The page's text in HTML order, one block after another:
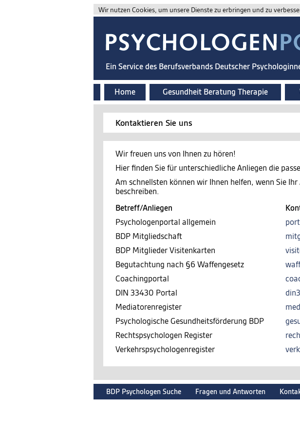
Wir nutzen Cookies, um unsere Dienste zu erbringen und zu
Ein Service des Berufsverbands Deutscher
Home Gesundheit Beratung Therapie
Kontaktieren Sie uns
Wir freuen uns von Ihnen zu hören!
Hier finden Sie für unterschiedliche Anliegen die
Am schnellsten können wir Ihnen helfen, wenn Sie
beschreiben.
Betreff/Anliegen
Psychologenportal allgemein
BDP Mitgliedschaft
BDP Mitglieder Visitenkarten
Begutachtung nach §6 Waffengesetz
Coachingportal
DIN 33430 Portal
Mediatorenregister
Psychologische Gesundheitsförderung BDP
Rechtspsychologen Register
Verkehrspsychologenregister
BDP Psychologen Suche Fragen und Antworten